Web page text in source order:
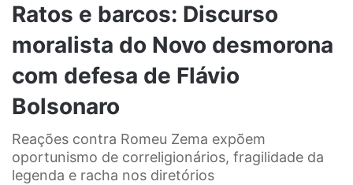
Ratos e barcos: Discurso
moralista do Novo desmorona
com defesa de Flávio
Bolsonaro
Reações contra Romeu Zema expõem
oportunismo de correligionários, fragilidade da
legenda e racha nos diretórios